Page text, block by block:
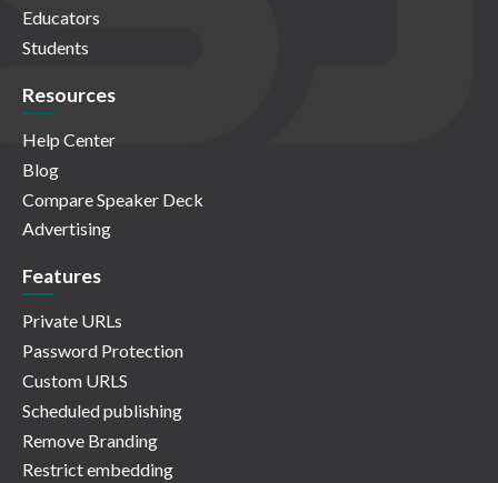
Educators
Students
Resources
Help Center
Blog
Compare Speaker Deck
Advertising
Features
Private URLs
Password Protection
Custom URLS
Scheduled publishing
Remove Branding
Restrict embedding